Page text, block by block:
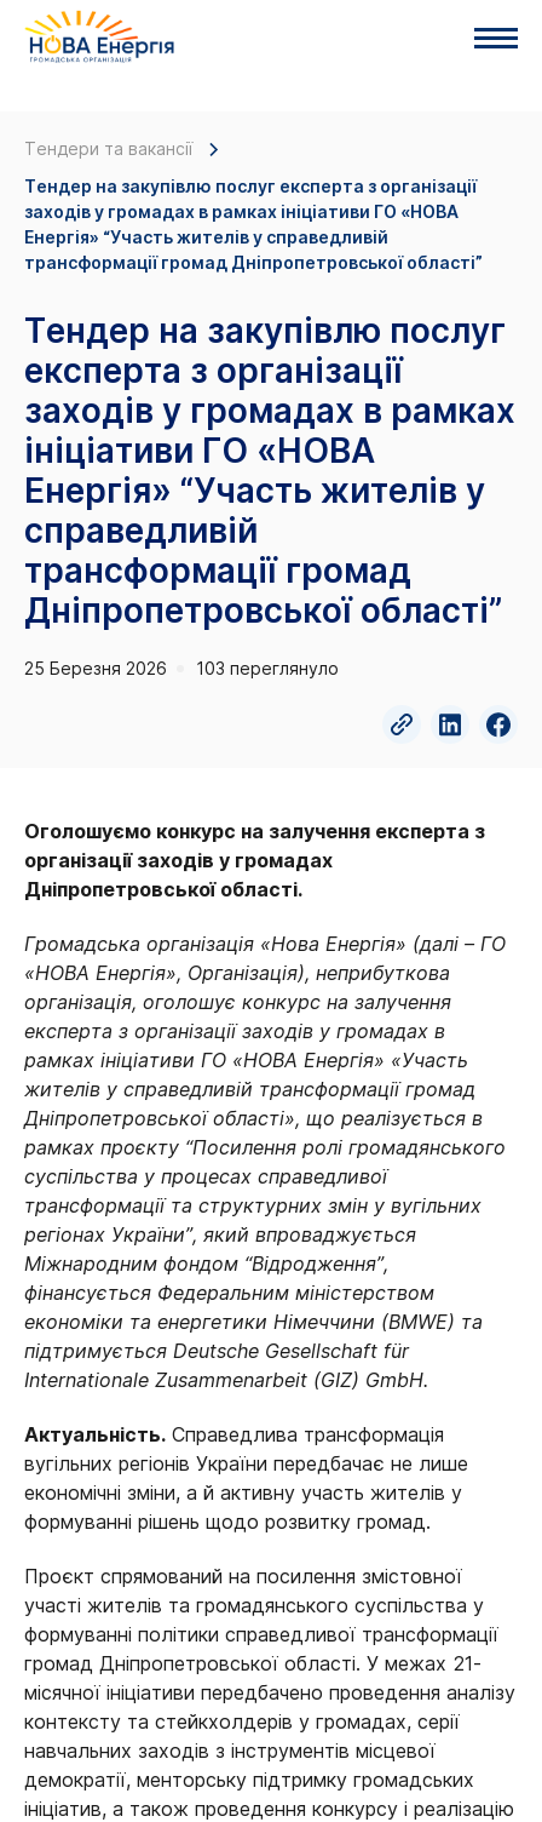
Тендери та вакансії
Тендер на закупівлю послуг експерта з організації
заходів у громадах в рамках ініціативи ГО «НОВА
Енергія» “Участь жителів у справедливій
трансформації громад Дніпропетровської області”
Тендер на закупівлю послуг
експерта з організації
заходів у громадах в рамках
ініціативи ГО «НОВА
Енергія» “Участь жителів у
справедливій
трансформації громад
Дніпропетровської області”
25 Березня 2026 103 переглянуло
Оголошуємо конкурс на залучення експерта з
організації заходів у громадах
Дніпропетровської області.
Громадська організація «Нова Енергія» (далі – ГО
«НОВА Енергія», Організація), неприбуткова
організація, оголошує конкурс на залучення
експерта з організації заходів у громадах в
рамках ініціативи ГО «НОВА Енергія» «Участь
жителів у справедливій трансформації громад
Дніпропетровської області», що реалізується в
рамках проєкту “Посилення ролі громадянського
суспільства у процесах справедливої
трансформації та структурних змін у вугільних
регіонах України”, який впроваджується
Міжнародним фондом “Відродження”,
фінансується Федеральним міністерством
економіки та енергетики Німеччини (BMWE) та
підтримується Deutsche Gesellschaft für
Internationale Zusammenarbeit (GIZ) GmbH.
Актуальність. Справедлива трансформація
вугільних регіонів України передбачає не лише
економічні зміни, а й активну участь жителів у
формуванні рішень щодо розвитку громад.
Проєкт спрямований на посилення змістовної
участі жителів та громадянського суспільства у
формуванні політики справедливої трансформації
громад Дніпропетровської області. У межах 21-
місячної ініціативи передбачено проведення аналізу
контексту та стейкхолдерів у громадах, серії
навчальних заходів з інструментів місцевої
демократії, менторську підтримку громадських
ініціатив, а також проведення конкурсу і реалізацію